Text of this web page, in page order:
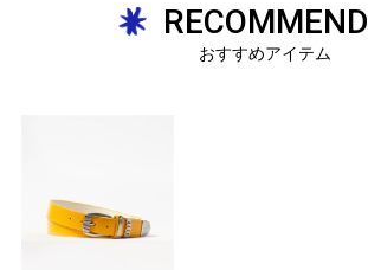
RECOMMEND
おすすめアイテム